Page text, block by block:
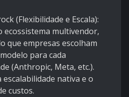
(Flexibilidade e Escala):
ecossistema multivendor,
que empresas escolham
para cada
(Anthropic, Meta, etc.).
escalabilidade nativa e o
custos.